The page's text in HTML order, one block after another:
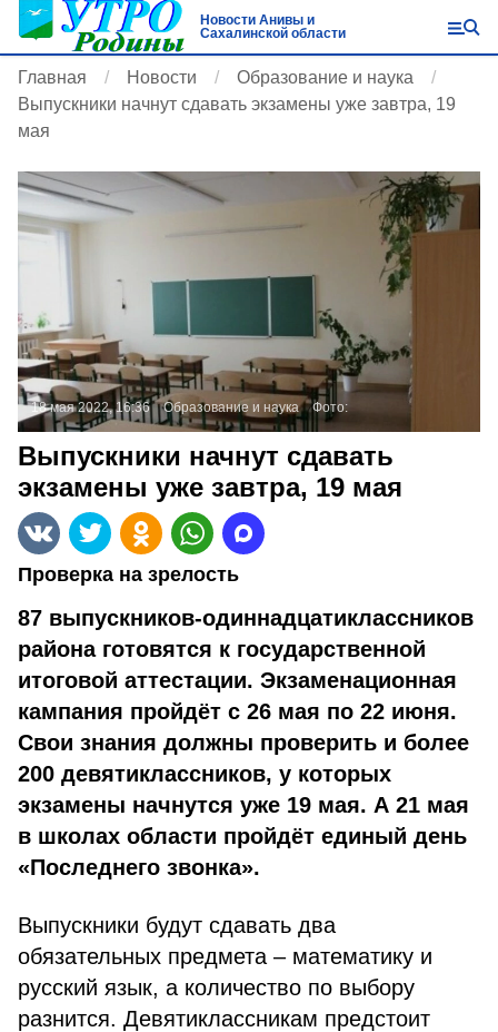
Новости Анивы и
Сахалинской области
Главная Новости
Образование и наука
Выпускники начнут сдавать экзамены уже завтра, 19
мая
18 мая 2022, 16:36 Образование и наука Фото:
Выпускники начнут сдавать
экзамены уже завтра, 19 мая
Проверка на зрелость
87 выпускников-одиннадцатиклассников
района готовятся к государственной
итоговой аттестации. Экзаменационная
кампания пройдёт с 26 мая по 22 июня.
Свои знания должны проверить и более
200 девятиклассников, у которых
экзамены начнутся уже 19 мая. А 21 мая
в школах области пройдёт единый день
«Последнего звонка».
Выпускники будут сдавать два
обязательных предмета – мате­матику и
русский язык, а количество по выбору
разнится. Девятиклассникам предстоит